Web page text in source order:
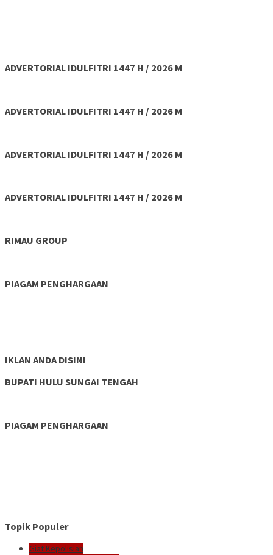
ADVERTORIAL IDULFITRI 1447 H / 2026 M
ADVERTORIAL IDULFITRI 1447 H / 2026 M
ADVERTORIAL IDULFITRI 1447 H / 2026 M
ADVERTORIAL IDULFITRI 1447 H / 2026 M
RIMAU GROUP
PIAGAM PENGHARGAAN
IKLAN ANDA DISINI
BUPATI HULU SUNGAI TENGAH
PIAGAM PENGHARGAAN
Topik Populer
Giat Kepolisian